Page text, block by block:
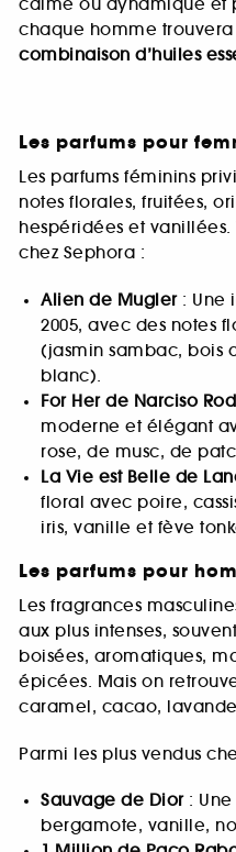
calme ou dynamique et
chaque homme trouvera
combinaison d’huiles
Les parfums pour
Les parfums féminins
notes florales, fruitées,
hespéridées et
chez Sephora :
Alien de Mugler: Une
2005, avec des notes
(jasmin sambac, bois
blanc).
For Her de Narciso
moderne et élégant
rose, de musc, de
La Vie est Belle de
floral avec poire,
iris, vanille et fève
Les parfums pour
Les fragrances
aux plus intenses,
boisées, aromatiques,
épicées. Mais on
caramel, cacao,
Parmi les plus vendus
Sauvage de Dior: Une
bergamote, vanille,